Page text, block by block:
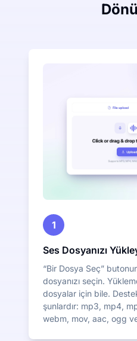
1
Ses Dosyanızı
“Bir Dosya Seç”
dosyanızı seçin.
dosyalar için bile.
şunlardır: mp3, mp4,
webm, mov, aac, ogg